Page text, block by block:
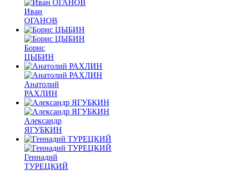
Иван
ОГАНОВ
Борис
ЦЫБИН
Анатолий
РАХЛИН
Александр
ЯГУБКИН
Геннадий
ТУРЕЦКИЙ